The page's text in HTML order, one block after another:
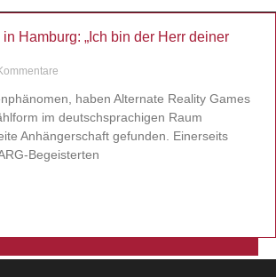
Hamburg: „Ich bin der Herr deiner
haben Alternate Reality Games
im deutschsprachigen Raum
Anhängerschaft gefunden. Einerseits
Begeisterten